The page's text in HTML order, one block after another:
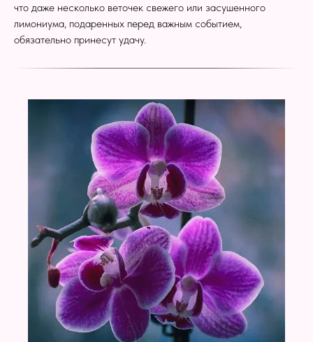
что даже несколько веточек свежего или засушенного
лимониума, подаренных перед важным событием,
обязательно принесут удачу.